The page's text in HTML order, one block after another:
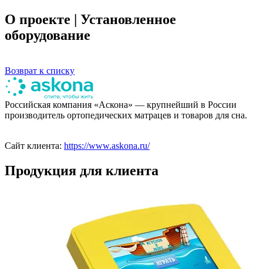
О проекте | Установленное
оборудование
Возврат к списку
Российская компания «Аскона» — крупнейший в России
производитель ортопедических матрацев и товаров для сна.
Сайт клиента: https://www.askona.ru/
Продукция для клиента